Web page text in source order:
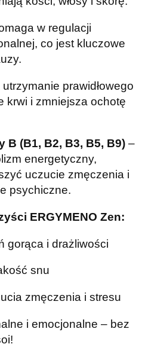
w regulacji
co jest kluczowe
prawidłowego
krwi i zmniejsza ochotę
B (B1, B2, B3, B5, B9) –
energetyczny,
uczucie zmęczenia i
psychiczne.
ERGYMENO Zen:
gorąca i drażliwości
snu
zmęczenia i stresu
i emocjonalne – bez